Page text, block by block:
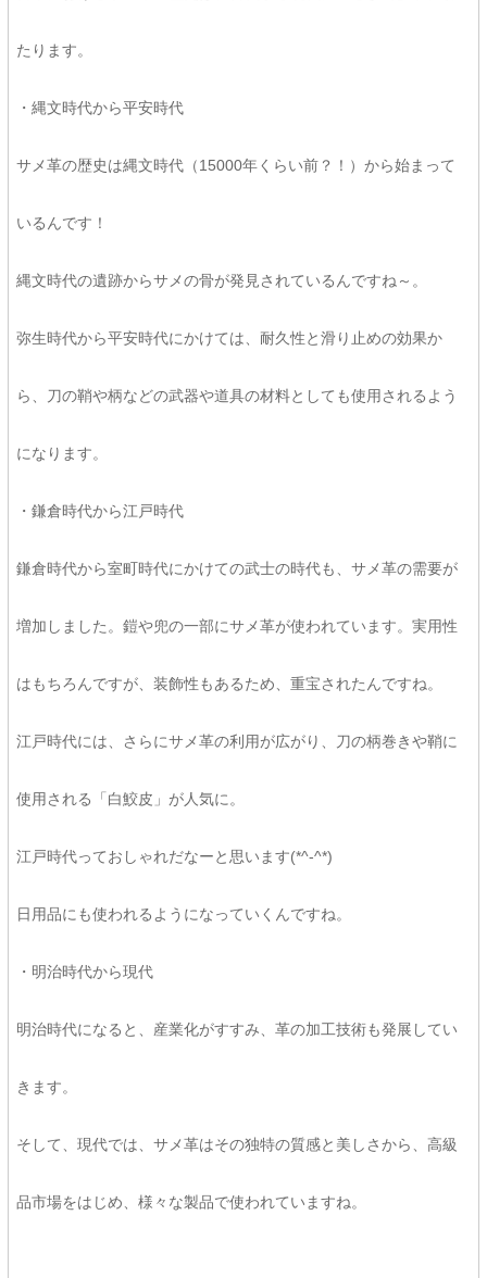
たります。
・縄文時代から平安時代
サメ革の歴史は縄文時代（15000年くらい前？！）から始まって
いるんです！
縄文時代の遺跡からサメの骨が発見されているんですね～。
弥生時代から平安時代にかけては、耐久性と滑り止めの効果か
ら、刀の鞘や柄などの武器や道具の材料としても使用されるよう
になります。
・鎌倉時代から江戸時代
鎌倉時代から室町時代にかけての武士の時代も、サメ革の需要が
増加しました。鎧や兜の一部にサメ革が使われています。実用性
はもちろんですが、装飾性もあるため、重宝されたんですね。
江戸時代には、さらにサメ革の利用が広がり、刀の柄巻きや鞘に
使用される「白鮫皮」が人気に。
江戸時代っておしゃれだなーと思います(*^-^*)
日用品にも使われるようになっていくんですね。
・明治時代から現代
明治時代になると、産業化がすすみ、革の加工技術も発展してい
きます。
そして、現代では、サメ革はその独特の質感と美しさから、高級
品市場をはじめ、様々な製品で使われていますね。